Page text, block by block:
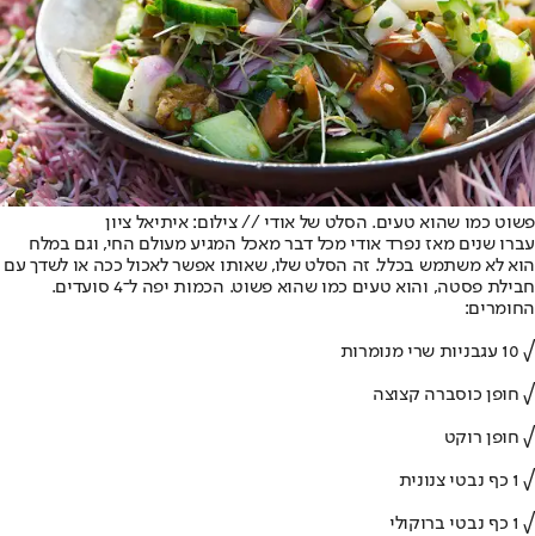
פשוט כמו שהוא טעים. הסלט של אודי // צילום: איתיאל ציון
עברו שנים מאז נפרד אודי מכל דבר מאכל המגיע מעולם החי, וגם במלח
הוא לא משתמש בכלל. זה הסלט שלו, שאותו אפשר לאכול ככה או לשדך עם
חבילת פסטה, והוא טעים כמו שהוא פשוט. הכמות יפה ל־4 סועדים.
החומרים:
√ 10 עגבניות שרי מנומרות
√ חופן כוסברה קצוצה
√ חופן רוקט
√ 1 כף נבטי צנונית
√ 1 כף נבטי ברוקולי